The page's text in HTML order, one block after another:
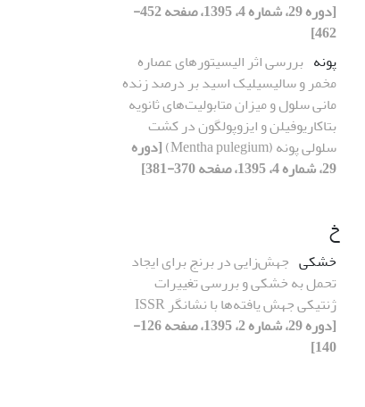
[دوره 29، شماره 4، 1395، صفحه 452-
462]
پونه بررسی اثر الیسیتورهای عصاره
مخمر و سالیسیلیک اسید بر درصد زنده
مانی سلول و میزان متابولیت‌های ثانویه
بتاکاریوفیلن و ایزوپولگون در کشت
سلولی پونه (Mentha pulegium)
[دوره
29، شماره 4، 1395، صفحه 370-381]
خ
خشکی جهش‌زایی در برنج برای ایجاد
تحمل به خشکی و بررسی تغییرات
ژنتیکی جهش یافته‌ها با نشانگر ISSR
[دوره 29، شماره 2، 1395، صفحه 126-
140]